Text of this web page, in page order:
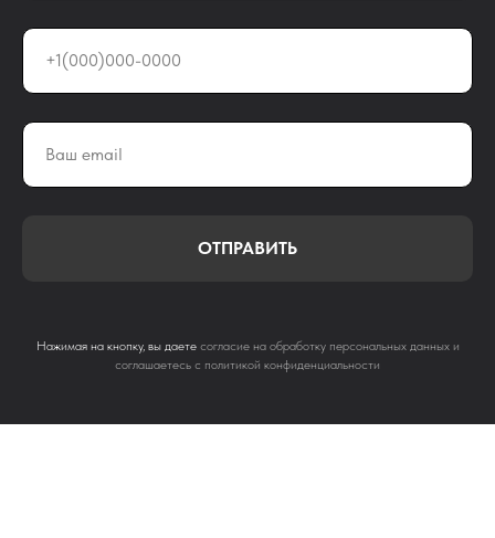
ОТПРАВИТЬ
Нажимая на кнопку, вы даете согласие на обработку персональных данных и
соглашаетесь c политикой конфиденциальности